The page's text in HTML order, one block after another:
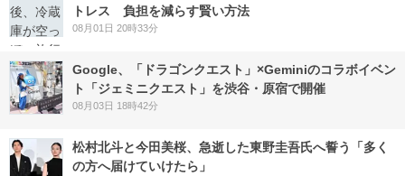
トレス 負担を減らす賢い方法
08月01日 20時33分
Google、「ドラゴンクエスト」×Geminiのコラボイベン
ト「ジェミニクエスト」を渋谷・原宿で開催
08月03日 18時42分
松村北斗と今田美桜、急逝した東野圭吾氏へ誓う「多く
の方へ届けていけたら」